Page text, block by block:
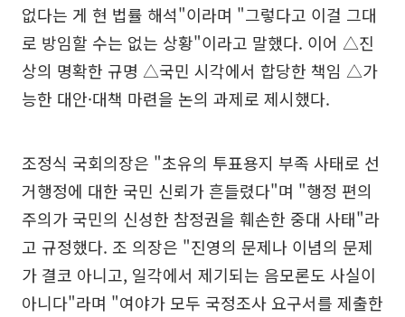
없다는 게 현 법률 해석"이라며 "그렇다고 이걸 그대
로 방임할 수는 없는 상황"이라고 말했다. 이어 △진
상의 명확한 규명 △국민 시각에서 합당한 책임 △가
능한 대안·대책 마련을 논의 과제로 제시했다.
조정식 국회의장은 "초유의 투표용지 부족 사태로 선
거행정에 대한 국민 신뢰가 흔들렸다"며 "행정 편의
주의가 국민의 신성한 참정권을 훼손한 중대 사태"라
고 규정했다. 조 의장은 "진영의 문제나 이념의 문제
가 결코 아니고, 일각에서 제기되는 음모론도 사실이
아니다"라며 "여야가 모두 국정조사 요구서를 제출한